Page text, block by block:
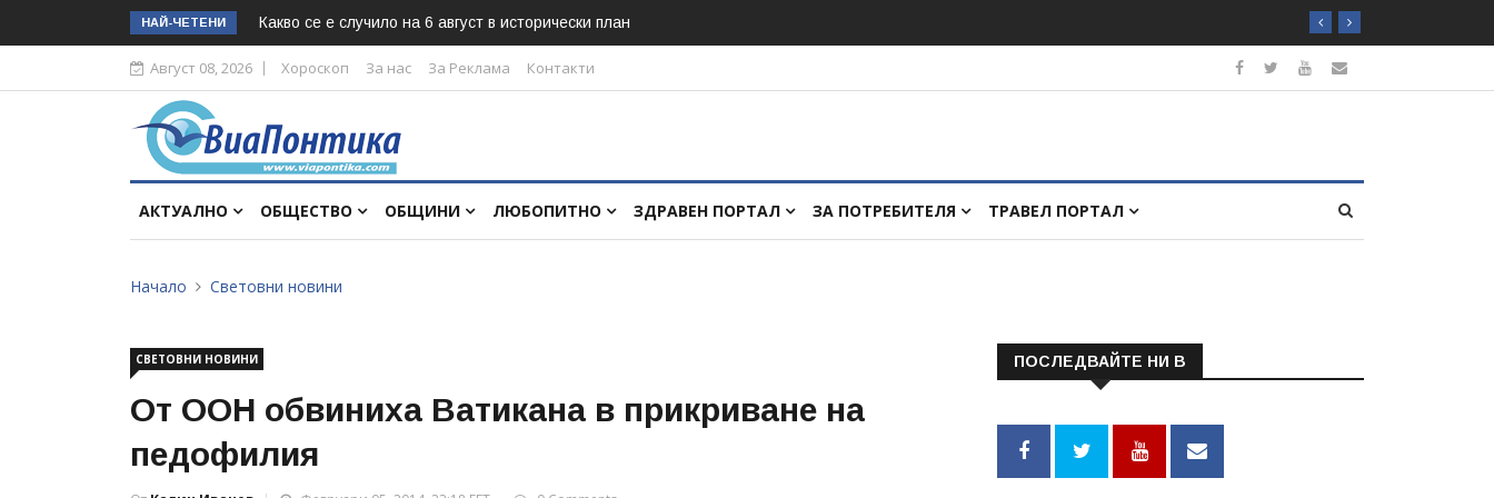
НАЙ-ЧЕТЕНИ Какво се е случило на 6 август в исторически план
Август 08, 2026 Хороскоп За нас За Реклама Контакти
АКТУАЛНО ОБЩЕСТВО ОБЩИНИ ЛЮБОПИТНО ЗДРАВЕН ПОРТАЛ ЗА ПОТРЕБИТЕЛЯ ТРАВЕЛ ПОРТАЛ
Начало Световни новини
СВЕТОВНИ НОВИНИ
От ООН обвиниха Ватикана в прикриване на
педофилия
ПОСЛЕДВАЙТЕ НИ В